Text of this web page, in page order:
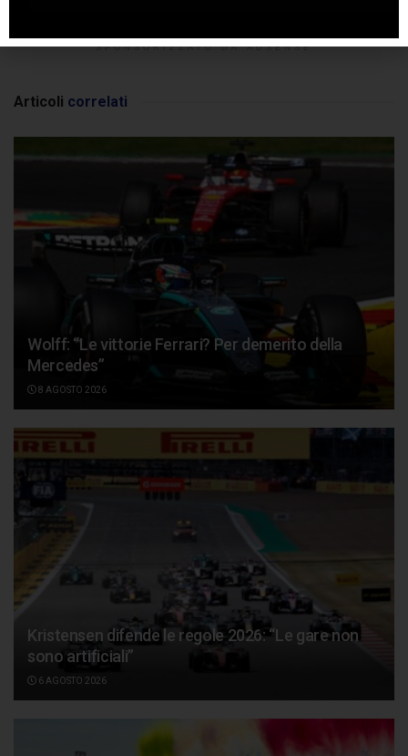
SPONSORIZZATO DA ADSENSE
Articoli correlati
Wolff: “Le vittorie Ferrari? Per demerito della
Mercedes”
8 AGOSTO 2026
Kristensen difende le regole 2026: “Le gare non
sono artificiali”
6 AGOSTO 2026